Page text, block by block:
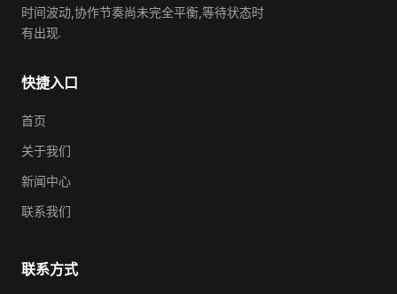
时间波动,协作节奏尚未完全平衡,等待状态时
有出现.
快捷入口
首页
关于我们
新闻中心
联系我们
联系方式